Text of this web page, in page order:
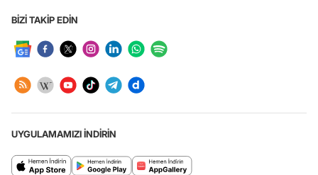
BİZİ TAKİP EDİN
UYGULAMAMIZI İNDİRİN